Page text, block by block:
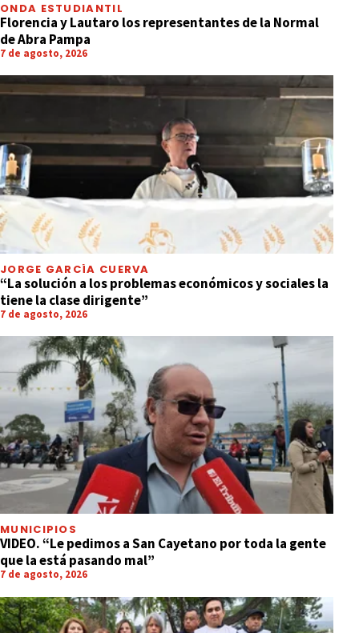
ONDA ESTUDIANTIL
Florencia y Lautaro los representantes de la Normal
de Abra Pampa
7 de agosto, 2026
JORGE GARCÍA CUERVA
“La solución a los problemas económicos y sociales la
tiene la clase dirigente”
7 de agosto, 2026
MUNICIPIOS
VIDEO. “Le pedimos a San Cayetano por toda la gente
que la está pasando mal”
7 de agosto, 2026